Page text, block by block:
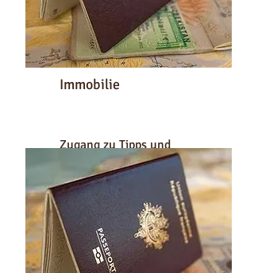
Immobilie
Zugang zu Tipps und
Ratschlägen